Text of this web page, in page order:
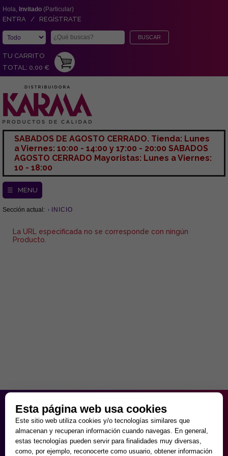
Hola, Invitado (Particular)
ENTRA / REGÍSTRATE
TU CARRITO
TOTAL: 0,00 €
SABADOS DE AGOSTO CERRADO. Tienda: Lunes
a Viernes: 10:00 - 14:00 y 17:00 - 20:00 SABADOS
AGOSTO CERRADO Mayoristas: Lunes a Viernes:
10 - 18:00
☰ MENU
Sección actual: INICIO
La URL especificada no se corresponde con ningún
Producto.
de Lunes a Viernes
9:30 - 20:00
Sábados
10:00 - 14:00 y 17:00 - 20:00
Domingos cerrado.
Esta página web usa cookies
Este sitio web utiliza cookies y/o tecnologías similares que
almacenan y recuperan información cuando navegas. En general,
estas tecnologías pueden servir para finalidades muy diversas,
como, por ejemplo, reconocerte como usuario, obtener información